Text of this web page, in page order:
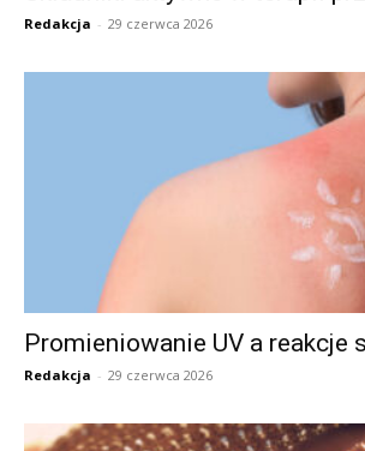
Redakcja - 29 czerwca 2026
Promieniowanie UV a reakcje
Redakcja - 29 czerwca 2026